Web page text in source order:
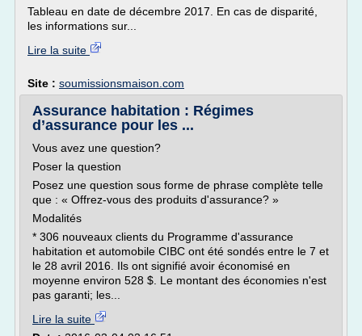
Tableau en date de décembre 2017. En cas de disparité,
les informations sur...
Lire la suite
Site : soumissionsmaison.com
Assurance habitation : Régimes
d’assurance pour les ...
Vous avez une question?
Poser la question
Posez une question sous forme de phrase complète telle
que : « Offrez-vous des produits d'assurance? »
Modalités
* 306 nouveaux clients du Programme d'assurance
habitation et automobile CIBC ont été sondés entre le 7 et
le 28 avril 2016. Ils ont signifié avoir économisé en
moyenne environ 528 $. Le montant des économies n'est
pas garanti; les...
Lire la suite